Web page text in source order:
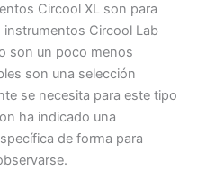
Circool XL son para
Circool Lab
son un poco menos
son una selección
se necesita para este tipo
ha indicado una
de forma para